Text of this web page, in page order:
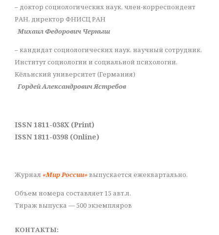
– доктор социологических наук, член-корреспондент
РАН, директор ФНИСЦ РАН
Михаил Федорович Черныш
– кандидат социологических наук, научный сотрудник,
Институт социологии и социальной психологии,
Кёльнский университет (Германия)
Гордей Александрович Ястребов
ISSN 1811-038X (Print)
ISSN 1811-0398 (Online)
Журнал «Мир России»выпускается ежеквартально.
Объем номера составляет 15 авт.л.
Тираж выпуска — 500 экземпляров
КОНТАКТЫ: